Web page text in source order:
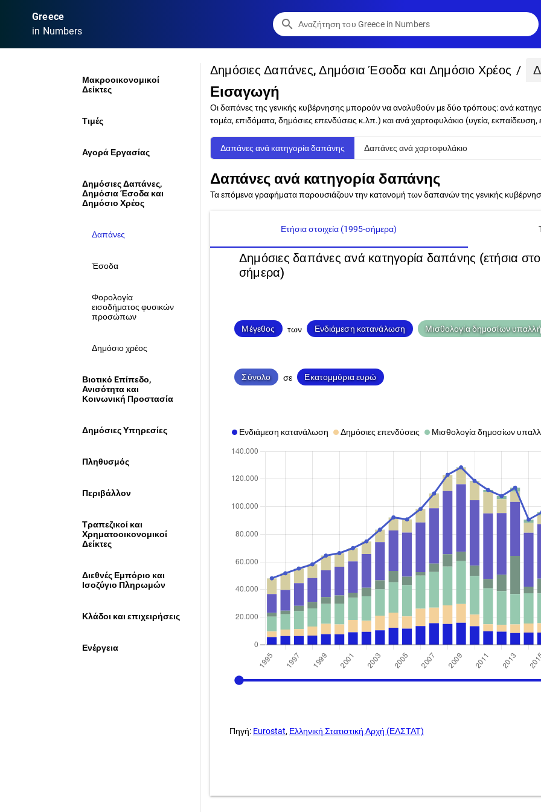
Greece
in Numbers
search
Μακροοικονομικοί
Δείκτες
Τιμές
Αγορά Εργασίας
Δημόσιες Δαπάνες,
Δημόσια Έσοδα και
Δημόσιο Χρέος
Δαπάνες
Έσοδα
Φορολογία
εισοδήματος φυσικών
προσώπων
Δημόσιο χρέος
Βιοτικό Eπίπεδο,
Ανισότητα και
Κοινωνική Προστασία
Δημόσιες Υπηρεσίες
Πληθυσμός
Περιβάλλον
Τραπεζικοί και
Χρηματοοικονομικοί
Δείκτες
Διεθνές Εμπόριο και
Ισοζύγιο Πληρωμών
Κλάδοι και επιχειρήσεις
Ενέργεια
Δημόσιες Δαπάνες, Δημόσια Έσοδα και Δημόσιο Χρέος /
Εισαγωγή
Οι δαπάνες της γενικής κυβέρνησης μπορούν να αναλυθούν με δύο τρόπους: ανά
τομέα, επιδόματα, δημόσιες επενδύσεις κ.λπ.) και ανά χαρτοφυλάκιο (υγεία,
Δαπάνες ανά κατηγορία δαπάνης Δαπάνες ανά χαρτοφυλάκιο
Δαπάνες ανά κατηγορία δαπάνης
Τα επόμενα γραφήματα παρουσιάζουν την κατανομή των δαπανών της γενικής
Δημόσιες δαπάνες ανά κατηγορία δαπάνης (ετήσια
σήμερα)
Μέγεθος των Ενδιάμεση κατανάλωση Μισθολογία δημοσίων
Σύνολο σε Εκατομμύρια ευρώ
Ενδιάμεση κατανάλωση Δημόσιες επενδύσεις Μισθολογία δημοσίων
Πηγή: Eurostat, Ελληνική Στατιστική Αρχή (ΕΛΣΤΑΤ)
Ετήσια στοιχεία (1995-σήμερα)